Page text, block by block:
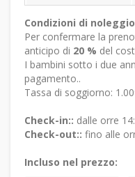
Condizioni di noleggio
Per confermare la
anticipo di 20 % del
I bambini sotto i due
pagamento..
Tassa di soggiorno:
Check-in:: dalle orre
Check-out:: fino alle
Incluso nel prezzo: